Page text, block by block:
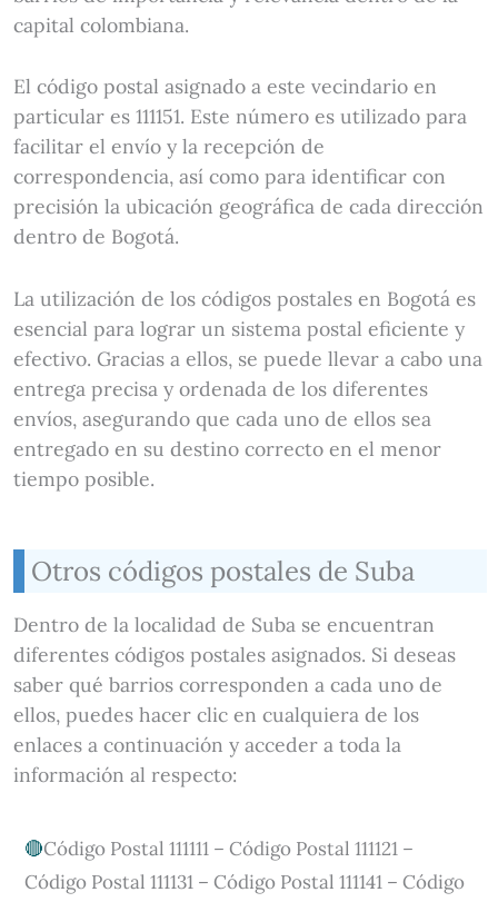
capital colombiana.
El código postal asignado a este vecindario en
particular es 111151. Este número es utilizado para
facilitar el envío y la recepción de
correspondencia, así como para identificar con
precisión la ubicación geográfica de cada dirección
dentro de Bogotá.
La utilización de los códigos postales en Bogotá es
esencial para lograr un sistema postal eficiente y
efectivo. Gracias a ellos, se puede llevar a cabo una
entrega precisa y ordenada de los diferentes
envíos, asegurando que cada uno de ellos sea
entregado en su destino correcto en el menor
tiempo posible.
Otros códigos postales de Suba
Dentro de la localidad de Suba se encuentran
diferentes códigos postales asignados. Si deseas
saber qué barrios corresponden a cada uno de
ellos, puedes hacer clic en cualquiera de los
enlaces a continuación y acceder a toda la
información al respecto:
Código Postal 111111 – Código Postal 111121 –
Código Postal 111131 – Código Postal 111141 – Código